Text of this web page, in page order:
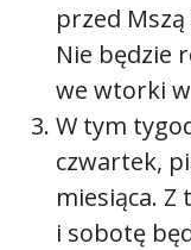
przed
Nie będzie
we wtorki
W tym
czwartek,
miesiąca.
i sobotę